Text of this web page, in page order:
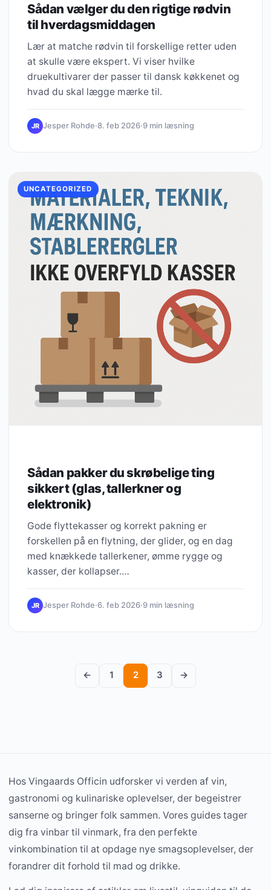
Sådan vælger du den rigtige rødvin
til hverdagsmiddagen
Lær at matche rødvin til forskellige retter uden
at skulle være ekspert. Vi viser hvilke
druekultivarer der passer til dansk køkkenet og
hvad du skal lægge mærke til.
JR Jesper Rohde·8. feb 2026·9 min læsning
UNCATEGORIZED
Sådan pakker du skrøbelige ting
sikkert (glas, tallerkner og
elektronik)
Gode flyttekasser og korrekt pakning er
forskellen på en flytning, der glider, og en dag
med knækkede tallerkener, ømme rygge og
kasser, der kollapser.…
JR Jesper Rohde·6. feb 2026·9 min læsning
← 1 2 3 →
Hos Vingaards Officin udforsker vi verden af vin,
gastronomi og kulinariske oplevelser, der begeistrer
sanserne og bringer folk sammen. Vores guides tager
dig fra vinbar til vinmark, fra den perfekte
vinkombination til at opdage nye smagsoplevelser, der
forandrer dit forhold til mad og drikke.